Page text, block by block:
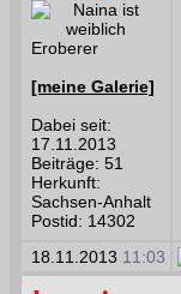
Eroberer
[meine Galerie]
Dabei seit:
17.11.2013
Beiträge: 51
Herkunft:
Sachsen-Anhalt
Postid: 14302
18.11.2013 11:03